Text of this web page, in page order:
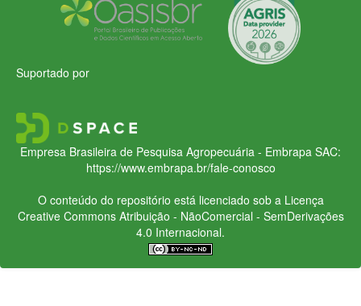
Suportado por
Empresa Brasileira de Pesquisa Agropecuária - Embrapa SAC:
https://www.embrapa.br/fale-conosco
O conteúdo do repositório está licenciado sob a Licença
Creative CommonsAtribuição - NãoComercial - SemDerivações
4.0 Internacional.